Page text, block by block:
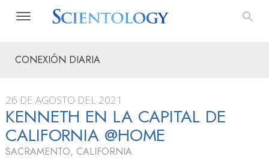
CONEXIÓN DIARIA
26 DE AGOSTO DEL 2021
KENNETH EN LA CAPITAL DE
CALIFORNIA @HOME
SACRAMENTO, CALIFORNIA